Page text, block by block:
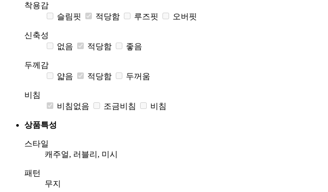
착용감
슬림핏
적당함 루즈핏 오버핏
신축성
없음
적당함 좋음
두께감
얇음
적당함 두꺼움
비침
비침없음
조금비침 비침
상품특성
스타일
캐주얼, 러블리, 미시
패턴
무지